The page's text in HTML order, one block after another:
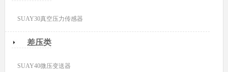
SUAY30真空压力传感器
差压类
SUAY40微压变送器